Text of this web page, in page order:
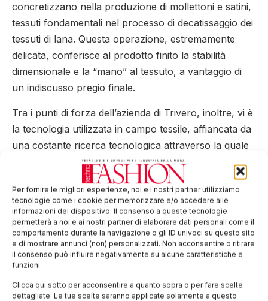
Per fornire le migliori esperienze, noi e i nostri partner utilizziamo
tecnologie come i cookie per memorizzare e/o accedere alle
informazioni del dispositivo. Il consenso a queste tecnologie
permetterà a noi e ai nostri partner di elaborare dati personali come il
comportamento durante la navigazione o gli ID univoci su questo sito
e di mostrare annunci (non) personalizzati. Non acconsentire o ritirare
il consenso può influire negativamente su alcune caratteristiche e
funzioni.
Clicca qui sotto per acconsentire a quanto sopra o per fare scelte
dettagliate. Le tue scelte saranno applicate solamente a questo
concretizzano nella produzione di mollettoni e satini,
tessuti fondamentali nel processo di decatissaggio dei
tessuti di lana. Questa operazione, estremamente
delicata, conferisce al prodotto finito la stabilità
dimensionale e la “mano” al tessuto, a vantaggio di
un indiscusso pregio finale.
Tra i punti di forza dell’azienda di Trivero, inoltre, vi è
la tecnologia utilizzata in campo tessile, affiancata da
una costante ricerca tecnologica attraverso la quale
l’azienda mira a continue innovazioni operative e alla
resa di qualità finale. Non a caso, alla luce di tutto
questo oggi l’azienda è in grado di fornire un prodotto
estremamente competitivo. La continua ricerca e i
progetti portati a termine e ancora in corso stanno
portando inoltre Famas a esplorare altri settori. La
nuova parola d’ordine è differenziare (nella foto un
Tag: Famas ITMA tessuti tecnici